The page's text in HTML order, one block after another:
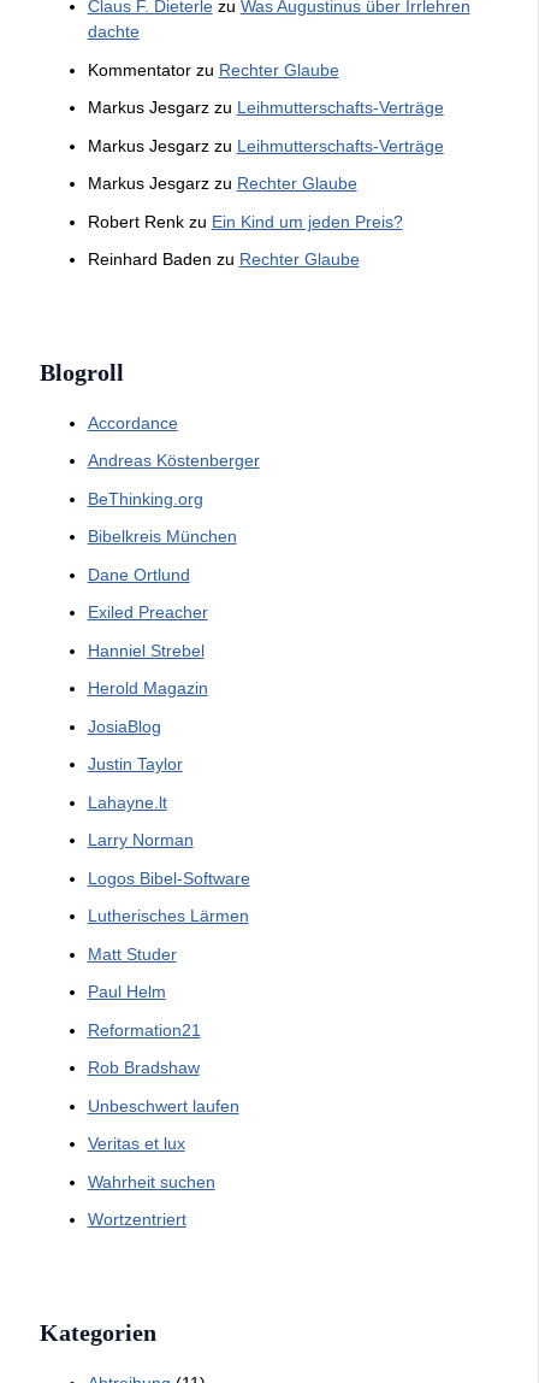
Claus F. Dieterlezu Was Augustinus über Irrlehren
dachte
Kommentatorzu Rechter Glaube
Markus Jesgarzzu Leihmutterschafts-Verträge
Markus Jesgarzzu Leihmutterschafts-Verträge
Markus Jesgarzzu Rechter Glaube
Robert Renkzu Ein Kind um jeden Preis?
Reinhard Baden zu Rechter Glaube
Blogroll
Accordance
Andreas Köstenberger
BeThinking.org
Bibelkreis München
Dane Ortlund
Exiled Preacher
Hanniel Strebel
Herold Magazin
JosiaBlog
Justin Taylor
Lahayne.lt
Larry Norman
Logos Bibel-Software
Lutherisches Lärmen
Matt Studer
Paul Helm
Reformation21
Rob Bradshaw
Unbeschwert laufen
Veritas et lux
Wahrheit suchen
Wortzentriert
Kategorien